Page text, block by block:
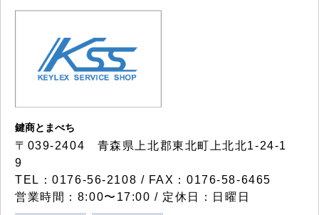
鍵商とまべち
〒039-2404 青森県上北郡東北町上北北1-24-1
9
TEL：0176-56-2108 / FAX：0176-58-6465
営業時間：8:00〜17:00 / 定休日：日曜日